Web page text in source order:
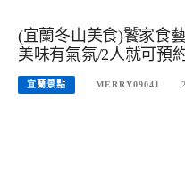
(宜蘭冬山美食)饕家食
美味有氣氛/2人就可預
宜蘭景點 MERRY09041